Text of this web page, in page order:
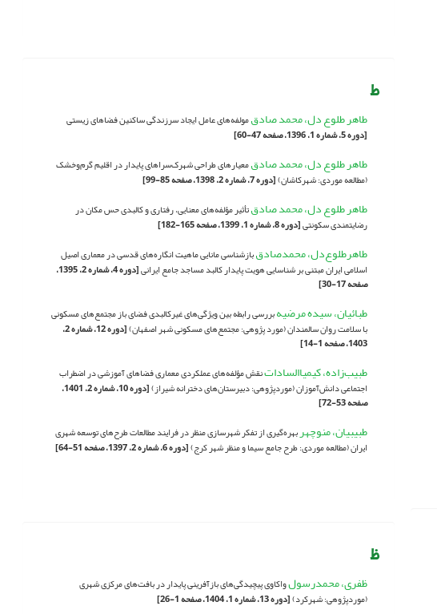
ط
طاهر طلوع دل، محمد صادقمولفه‌های عامل ایجاد سرزندگی ساکنین فضاهای زیستی
[دوره 5، شماره 1، 1396، صفحه 47-60]
طاهر طلوع دل، محمد صادقمعیارهای طراحی شهرک‌سرا‌های پایدار در اقلیم گرم‌و‌خشک
(مطالعه موردی: شهرکاشان)[دوره 7، شماره 2، 1398، صفحه 85-99]
طاهر طلوع دل، محمد صادقتأثیر مؤلفه‌های معنایی، رفتاری و کالبدی حس مکان در
رضایتمندی سکونتی[دوره 8، شماره 1، 1399، صفحه 165-182]
طاهرطلوع‌دل، محمدصادقبازشناسی مانایی ماهیت انگاره‌های قدسی در معماری اصیل
اسلامی ایران مبتنی بر شناسایی هویت پایدار کالبد مساجد جامع ایرانی
[دوره 4، شماره 2، 1395،
صفحه 17-30]
طبائیان، سیده مرضیهبررسی رابطه بین ویژگی‌های غیرکالبدی فضای باز مجتمع‌های مسکونی
با سلامت روان سالمندان (مورد پژوهی: مجتمع‌های مسکونی شهر اصفهان)
[دوره 12، شماره 2،
1403، صفحه 1-14]
طبیب‌زاده، کیمیاالساداتنقش مؤلفه‌های عملکردی معماری فضاهای آموزشی در اضطراب
اجتماعی دانش‌آموزان (موردپژوهی: دبیرستان‌های دخترانه شیراز)
[دوره 10، شماره 2، 1401،
صفحه 53-72]
طبیبیان، منوچهربهره‌گیری از تفکر شهرسازی منظر در فرایند مطالعات طرح‌های توسعه شهری
ایران (مطالعه موردی: طرح جامع سیما و منظر شهر کرج)[دوره 6، شماره 2، 1397، صفحه 51-64]
ظ
ظفری، محمدرسولواکاوی پیچیدگی‌های بازآفرینی پایدار در بافت‌های مرکزی شهری
(موردپژوهی: شهرکرد)[دوره 13، شماره 1، 1404، صفحه 1-26]